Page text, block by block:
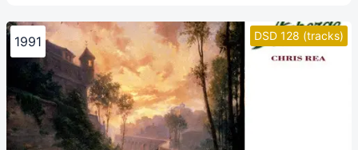
DSD 128 (tracks)
1991